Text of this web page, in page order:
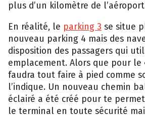
plus d’un kilomètre de
En réalité, le parking 3 se situe
nouveau parking 4 mais des
disposition des passagers qui
emplacement. Alors que pour
faudra tout faire à pied comme
l’indique. Un nouveau chemin
éclairé a été créé pour te
le terminal en toute sécurité